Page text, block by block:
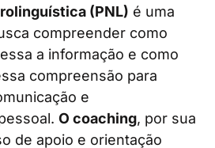
(PNL) é uma
compreender como
a informação e como
compreensão para
e
O coaching, por sua
de apoio e orientação